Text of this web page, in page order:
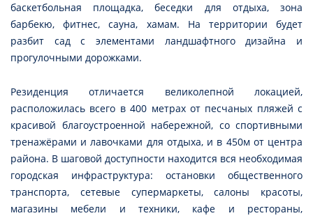
баскетбольная площадка, беседки для отдыха, зона
барбекю, фитнес, сауна, хамам. На территории будет
разбит сад с элементами ландшафтного дизайна и
прогулочными дорожками.
Резиденция отличается великолепной локацией,
расположилась всего в 400 метрах от песчаных пляжей с
красивой благоустроенной набережной, со спортивными
тренажёрами и лавочками для отдыха, и в 450м от центра
района. В шаговой доступности находится вся необходимая
городская инфраструктура: остановки общественного
транспорта, сетевые супермаркеты, салоны красоты,
магазины мебели и техники, кафе и рестораны,